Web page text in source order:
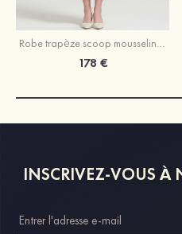
Robe trapèze scoop mousseline longueur mollet robe de mère de la mariée avec appliqué volants veste
178 €
INSCRIVEZ-VOUS À